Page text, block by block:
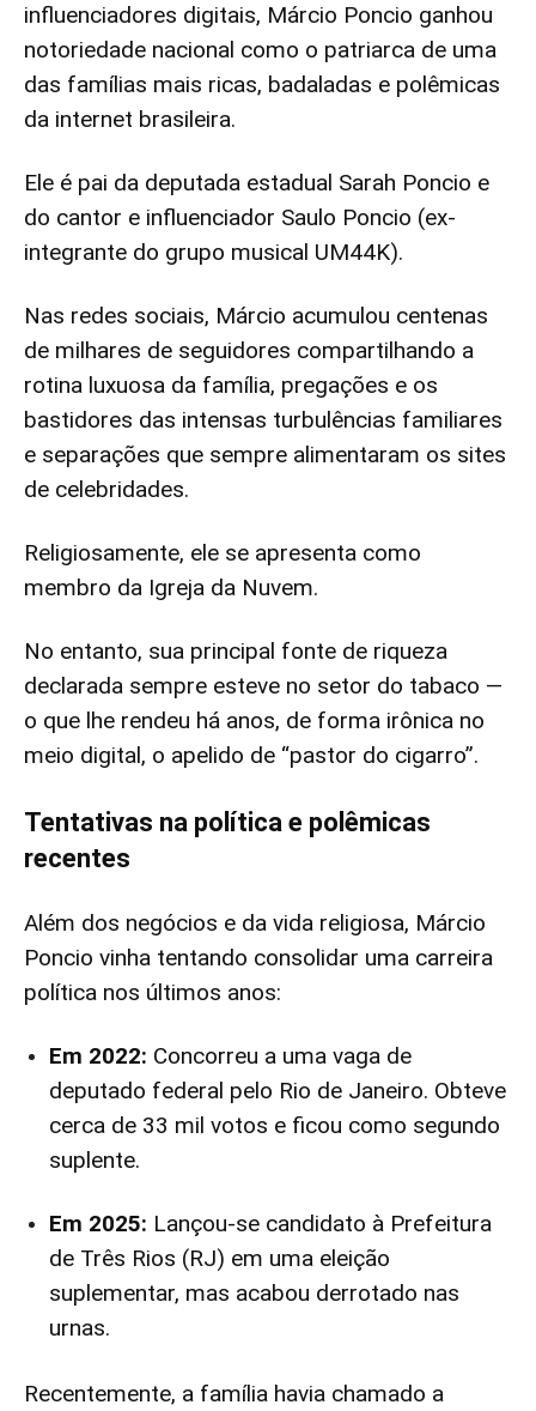
influenciadores digitais, Márcio Poncio ganhou
notoriedade nacional como o patriarca de uma
das famílias mais ricas, badaladas e polêmicas
da internet brasileira.
Ele é pai da deputada estadual Sarah Poncio e
do cantor e influenciador Saulo Poncio (ex-
integrante do grupo musical UM44K).
Nas redes sociais, Márcio acumulou centenas
de milhares de seguidores compartilhando a
rotina luxuosa da família, pregações e os
bastidores das intensas turbulências familiares
e separações que sempre alimentaram os sites
de celebridades.
Religiosamente, ele se apresenta como
membro da Igreja da Nuvem.
No entanto, sua principal fonte de riqueza
declarada sempre esteve no setor do tabaco —
o que lhe rendeu há anos, de forma irônica no
meio digital, o apelido de “pastor do cigarro”.
Tentativas na política e polêmicas
recentes
Além dos negócios e da vida religiosa, Márcio
Poncio vinha tentando consolidar uma carreira
política nos últimos anos:
Em 2022: Concorreu a uma vaga de
deputado federal pelo Rio de Janeiro. Obteve
cerca de 33 mil votos e ficou como segundo
suplente.
Em 2025: Lançou-se candidato à Prefeitura
de Três Rios (RJ) em uma eleição
suplementar, mas acabou derrotado nas
urnas.
Recentemente, a família havia chamado a